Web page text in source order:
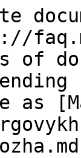
of
as